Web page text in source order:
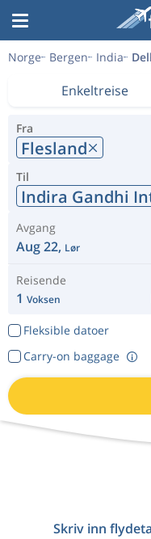
Norge Bergen India
Enkeltreise
Fra
Flesland
Til
Indira Gandhi
Avgang
Aug 22, Lør
Reisende
1 Voksen
Fleksible datoer
Carry-on baggage
Skriv inn